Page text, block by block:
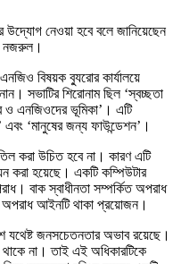
উদ্যোগ নেওয়া হবে বলে জানিয়েছেন
নজরুল।
বিষয়ক ব্যুরোর কার্যালয়ে
সভাটির শিরোনাম ছিল ‘স্বচ্ছতা
ও এনজিওদের ভূমিকা’। এটি
‘মানুষের জন্য ফাউন্ডেশন’।
করা উচিত হবে না। কারণ এটি
করা হয়েছে। একটি কম্পিউটার
বাক স্বাধীনতা সম্পর্কিত অপরাধ
আইনটি থাকা প্রয়োজন।
জনসচেতনতার অভাব রয়েছে।
না। তাই এই অধিকারটিকে